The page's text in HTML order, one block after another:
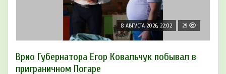
8 АВГУСТА 2026, 22:02 29
Врио Губернатора Егор Ковальчук побывал в
приграничном Погаре